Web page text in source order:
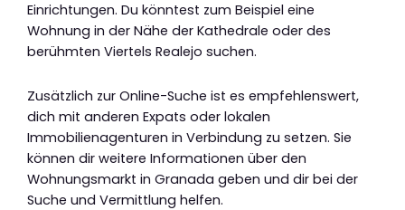
Einrichtungen. Du könntest zum Beispiel eine
Wohnung in der Nähe der Kathedrale oder des
berühmten Viertels Realejo suchen.
Zusätzlich zur Online-Suche ist es empfehlenswert,
dich mit anderen Expats oder lokalen
Immobilienagenturen in Verbindung zu setzen. Sie
können dir weitere Informationen über den
Wohnungsmarkt in Granada geben und dir bei der
Suche und Vermittlung helfen.